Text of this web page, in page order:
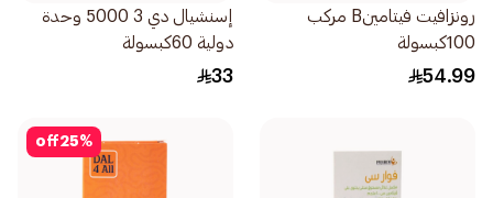
رونزافيت فيتامينB مركب
100كبسولة
54.99
إسنشيال دي 3 5000 وحدة
دولية 60كبسولة
33
25%
off